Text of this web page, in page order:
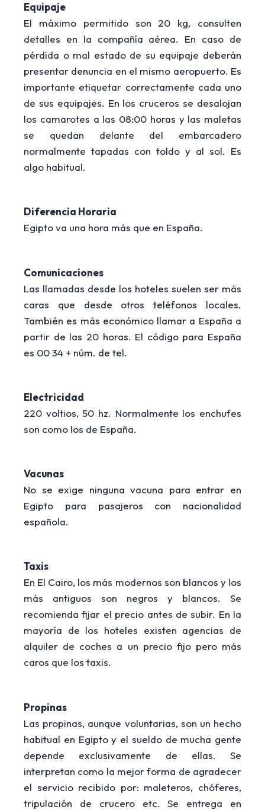
Equipaje
El máximo permitido son 20 kg, consulten
detalles en la compañía aérea. En caso de
pérdida o mal estado de su equipaje deberán
presentar denuncia en el mismo aeropuerto. Es
importante etiquetar correctamente cada uno
de sus equipajes. En los cruceros se desalojan
los camarotes a las 08:00 horas y las maletas
se quedan delante del embarcadero
normalmente tapadas con toldo y al sol. Es
algo habitual.
Diferencia Horaria
Egipto va una hora más que en España.
Comunicaciones
Las llamadas desde los hoteles suelen ser más
caras que desde otros teléfonos locales.
También es más económico llamar a España a
partir de las 20 horas. El código para España
es 00 34 + núm. de tel.
Electricidad
220 voltios, 50 hz. Normalmente los enchufes
son como los de España.
Vacunas
No se exige ninguna vacuna para entrar en
Egipto para pasajeros con nacionalidad
española.
Taxis
En El Cairo, los más modernos son blancos y los
más antiguos son negros y blancos. Se
recomienda fijar el precio antes de subir. En la
mayoría de los hoteles existen agencias de
alquiler de coches a un precio fijo pero más
caros que los taxis.
Propinas
Las propinas, aunque voluntarias, son un hecho
habitual en Egipto y el sueldo de mucha gente
depende exclusivamente de ellas. Se
interpretan como la mejor forma de agradecer
el servicio recibido por: maleteros, chóferes,
tripulación de crucero etc. Se entrega en